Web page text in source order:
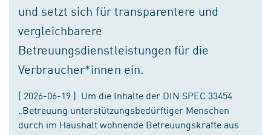
und setzt sich für transparentere und
vergleichbarere
Betreuungsdienstleistungen für die
Verbraucher*innen ein.
( 2026-06-19 ) Um die Inhalte der DIN SPEC 33454
„Betreuung unterstützungsbedürftiger Menschen
durch im Haushalt wohnende Betreuungskräfte aus